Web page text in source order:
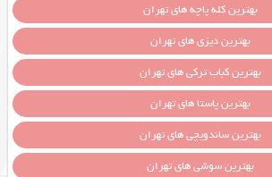
بهترین کله پاچه های تهران
بهترین دیزی های تهران
بهترین کباب ترکی های تهران
بهترین پاستا های تهران
بهترین ساندویچی های تهران
بهترین سوشی های تهران